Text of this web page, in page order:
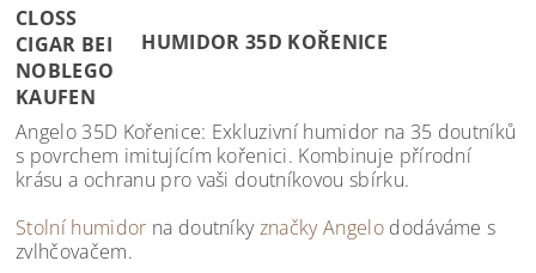
HUMIDOR 35D KOŘENICE
Angelo 35D Kořenice: Exkluzivní humidor na 35 doutníků
s povrchem imitujícím kořenici. Kombinuje přírodní
krásu a ochranu pro vaši doutníkovou sbírku.
Stolní humidor na doutníkyznačky Angelododáváme s
zvlhčovačem.